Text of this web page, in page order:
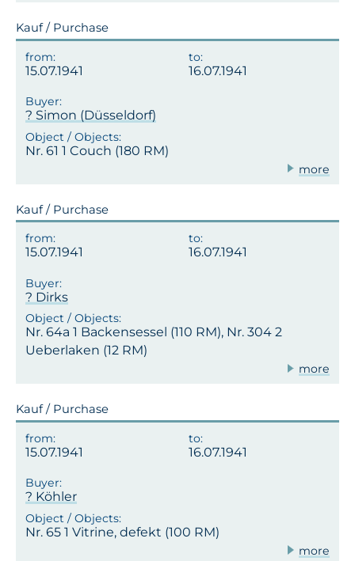
Kauf / Purchase
15.07.1941 16.07.1941
? Simon (Düsseldorf)
Nr. 61 1 Couch (180 RM)
more
Kauf / Purchase
15.07.1941 16.07.1941
? Dirks
Nr. 64a 1 Backensessel (110 RM), Nr. 304 2
Ueberlaken (12 RM)
more
Kauf / Purchase
15.07.1941 16.07.1941
? Köhler
Nr. 65 1 Vitrine, defekt (100 RM)
more